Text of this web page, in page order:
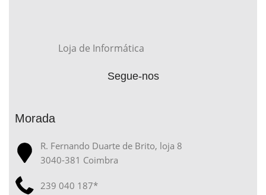
Loja de Informática
Segue-nos
Morada
R. Fernando Duarte de Brito, loja 8
3040-381 Coimbra
239 040 187*